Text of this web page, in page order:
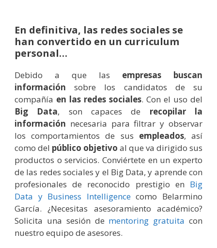
En definitiva, las redes sociales se
han convertido en un curriculum
personal…
Debido a que las empresas buscan
información sobre los candidatos de su
compañía en las redes sociales. Con el uso del
Big Data, son capaces de recopilar la
información necesaria para filtrar y observar
los comportamientos de sus empleados, así
como del público objetivo al que va dirigido sus
productos o servicios. Conviértete en un experto
de las redes sociales y el Big Data, y aprende con
profesionales de reconocido prestigio en Big
Data y Business Intelligencecomo Belarmino
García. ¿Necesitas asesoramiento académico?
Solicita una sesión de mentoring gratuita con
nuestro equipo de asesores.